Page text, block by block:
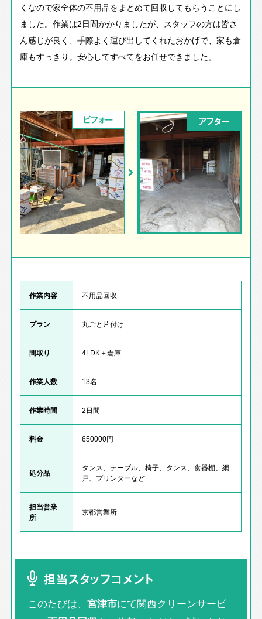
くなので家全体の不用品をまとめて回収してもらうことにし
ました。作業は2日間かかりましたが、スタッフの方は皆さ
ん感じが良く、手際よく運び出してくれたおかげで、家も倉
庫もすっきり。安心してすべてをお任せできました。
ビフォー アフター
作業内容 不用品回収
プラン 丸ごと片付け
間取り 4LDK＋倉庫
作業人数 13名
作業時間 2日間
料金 650000円
処分品
タンス、テーブル、椅子、タンス、食器棚、網
戸、プリンターなど
担当営業
所
京都営業所
担当スタッフコメント
このたびは、 宮津市にて関西クリーンサービ